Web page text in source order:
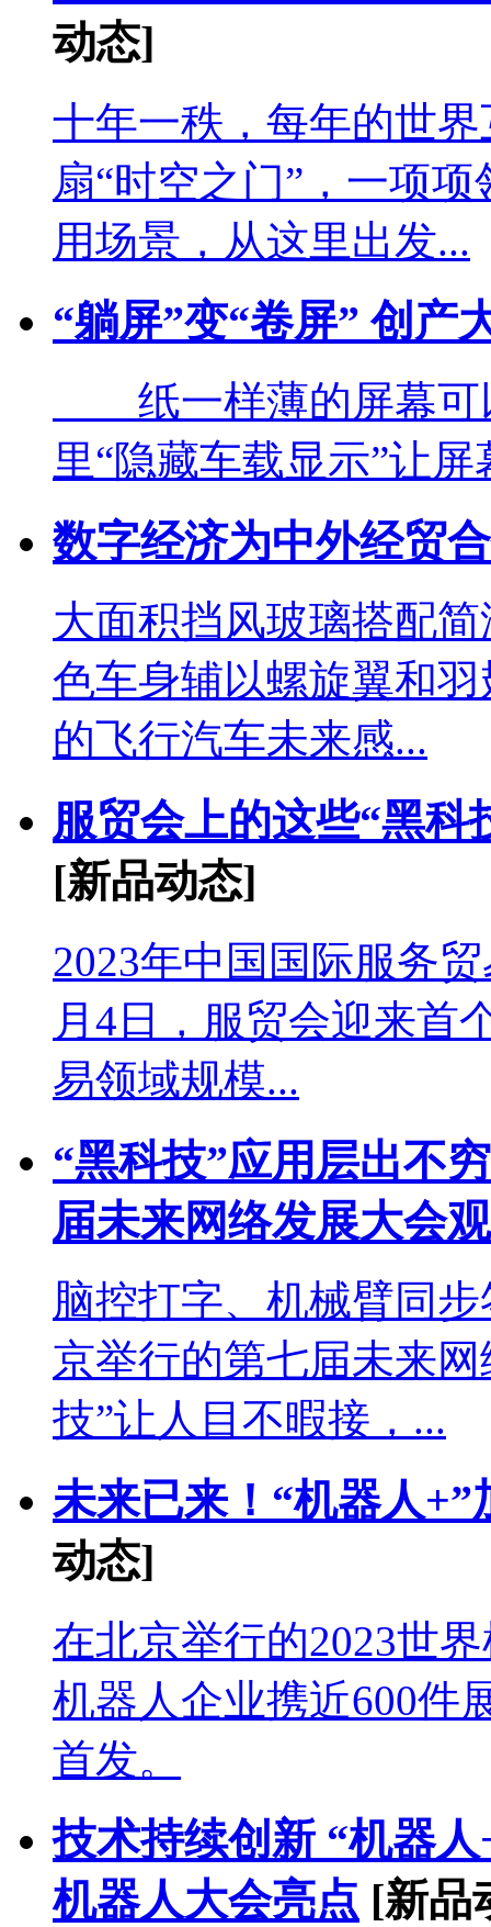
动态]
十年一秩，每年的世
扇“时空之门”，一项
用场景，从这里出发...
“躺屏”变“卷屏” 创产
纸一样薄的屏幕可
里“隐藏车载显示”让
数字经济为中外经贸
大面积挡风玻璃搭配
色车身辅以螺旋翼和
的飞行汽车未来感...
服贸会上的这些“黑科
[新品动态]
2023年中国国际服务
月4日，服贸会迎来首
易领域规模...
“黑科技”应用层出不
届未来网络发展大会
脑控打字、机械臂同
京举行的第七届未来
技”让人目不暇接，...
未来已来！“机器人
动态]
在北京举行的2023世
机器人企业携近600件
首发。
技术持续创新 “机器
机器人大会亮点 [新品